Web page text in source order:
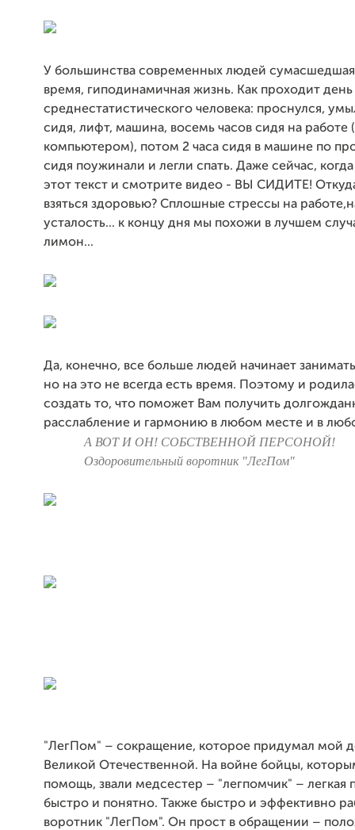
У большинства современных людей
время, гиподинамичная жизнь. Как проходит день
среднестатистического человека: проснулся,
сидя, лифт, машина, восемь часов сидя на работе
компьютером), потом 2 часа сидя в машине по
сидя поужинали и легли спать. Даже сейчас,
этот текст и смотрите видео - ВЫ СИДИТЕ!
взяться здоровью? Сплошные стрессы на
усталость... к концу дня мы похожи в лучшем
лимон...
Да, конечно, все больше людей начинает
но на это не всегда есть время. Поэтому и
создать то, что поможет Вам получить
расслабление и гармонию в любом месте и в
А ВОТ И ОН! СОБСТВЕННОЙ ПЕРСОНОЙ!
Оздоровительный воротник "ЛегПом"
"ЛегПом" – сокращение, которое придумал мой
Великой Отечественной. На войне бойцы,
помощь, звали медсестер – "легпомчик" – легкая
быстро и понятно. Также быстро и эффективно
воротник "ЛегПом". Он прост в обращении –